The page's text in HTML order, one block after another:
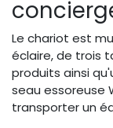
Le chariot est
éclaire, de trois
produits ainsi
seau essoreuse
transporter un